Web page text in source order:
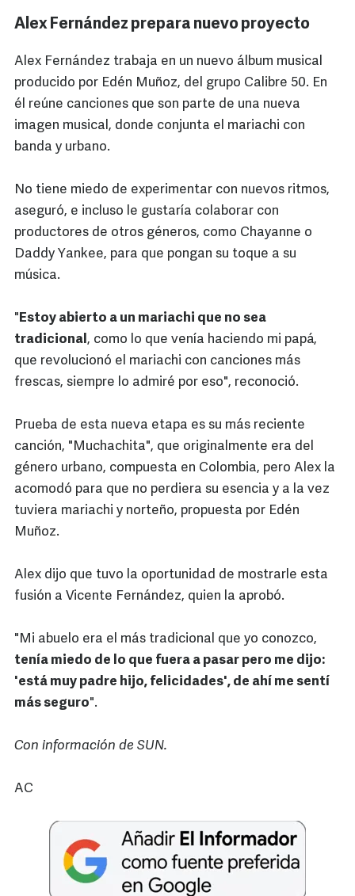
Alex Fernández prepara nuevo proyecto
Alex Fernández trabaja en un nuevo álbum musical
producido por Edén Muñoz, del grupo Calibre 50. En
él reúne canciones que son parte de una nueva
imagen musical, donde conjunta el mariachi con
banda y urbano.
No tiene miedo de experimentar con nuevos ritmos,
aseguró, e incluso le gustaría colaborar con
productores de otros géneros, como Chayanne o
Daddy Yankee, para que pongan su toque a su
música.
"Estoy abierto a un mariachi que no sea
tradicional, como lo que venía haciendo mi papá,
que revolucionó el mariachi con canciones más
frescas, siempre lo admiré por eso", reconoció.
Prueba de esta nueva etapa es su más reciente
canción, "Muchachita", que originalmente era del
género urbano, compuesta en Colombia, pero Alex la
acomodó para que no perdiera su esencia y a la vez
tuviera mariachi y norteño, propuesta por Edén
Muñoz.
Alex dijo que tuvo la oportunidad de mostrarle esta
fusión a Vicente Fernández, quien la aprobó.
"Mi abuelo era el más tradicional que yo conozco,
tenía miedo de lo que fuera a pasar pero me dijo:
'está muy padre hijo, felicidades', de ahí me sentí
más seguro".
Con información de SUN.
AC